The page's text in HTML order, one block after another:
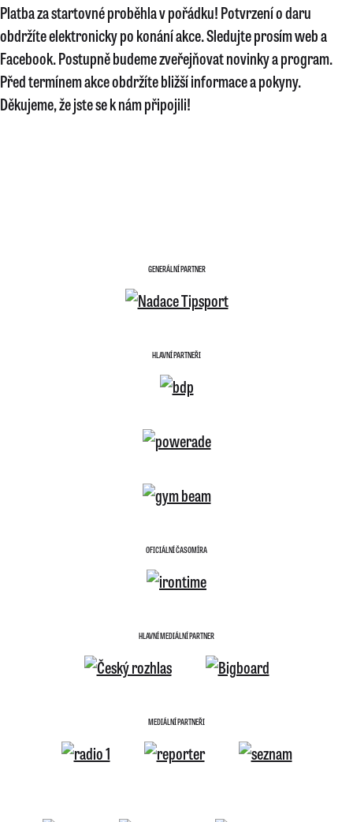
Platba za startovné proběhla v pořádku! Potvrzení o daru
obdržíte elektronicky po konání akce. Sledujte prosím web a
Facebook. Postupně budeme zveřejňovat novinky a program.
Před termínem akce obdržíte bližší informace a pokyny.
Děkujeme, že jste se k nám připojili!
GENERÁLNÍ PARTNER
HLAVNÍ PARTNEŘI
OFICIÁLNÍ ČASOMÍRA
HLAVNÍ MEDIÁLNÍ PARTNER
MEDIÁLNÍ PARTNEŘI